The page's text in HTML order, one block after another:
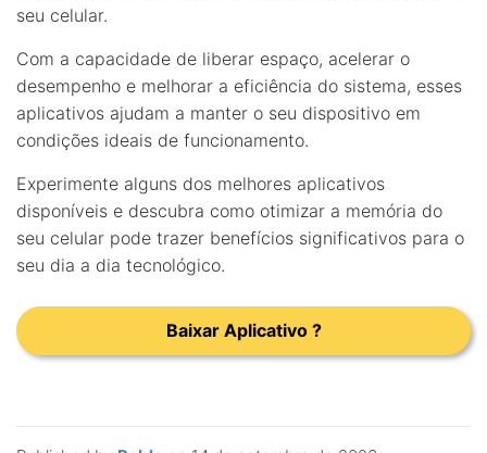
seu celular.
Com a capacidade de liberar espaço, acelerar o
desempenho e melhorar a eficiência do sistema, esses
aplicativos ajudam a manter o seu dispositivo em
condições ideais de funcionamento.
Experimente alguns dos melhores aplicativos
disponíveis e descubra como otimizar a memória do
seu celular pode trazer benefícios significativos para o
seu dia a dia tecnológico.
Baixar Aplicativo ?